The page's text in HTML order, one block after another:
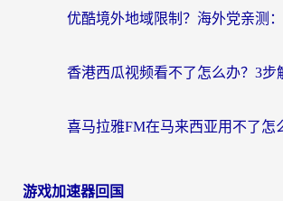
游戏加速器回国